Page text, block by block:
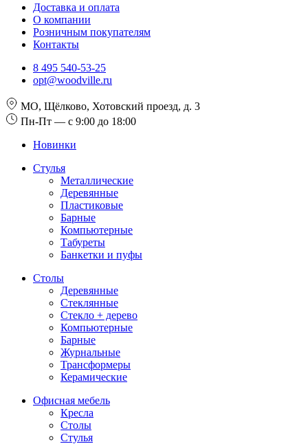
Доставка и оплата
О компании
Розничным покупателям
Контакты
8 495 540-53-25
opt@woodville.ru
МО, Щёлково, Хотовский проезд, д. 3
Пн-Пт — с 9:00 до 18:00
Новинки
Стулья
Металлические
Деревянные
Пластиковые
Барные
Компьютерные
Табуреты
Банкетки и пуфы
Столы
Деревянные
Стеклянные
Стекло + дерево
Компьютерные
Барные
Журнальные
Трансформеры
Керамические
Офисная мебель
Кресла
Столы
Стулья